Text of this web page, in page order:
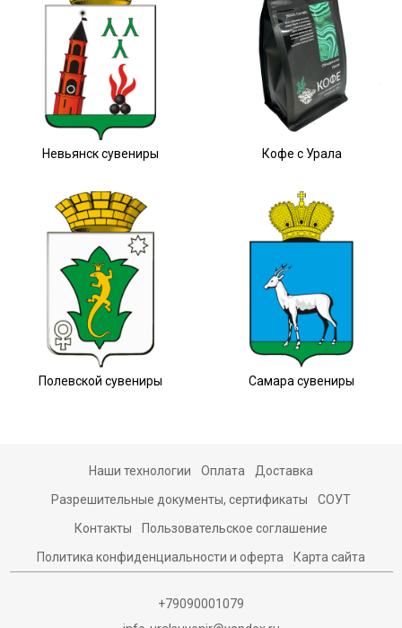
Невьянск сувениры Кофе с Урала
Полевской сувениры Самара сувениры
Наши технологии Оплата Доставка
Разрешительные документы, сертификаты СОУТ
Контакты Пользовательское соглашение
Политика конфиденциальности и оферта Карта сайта
+79090001079